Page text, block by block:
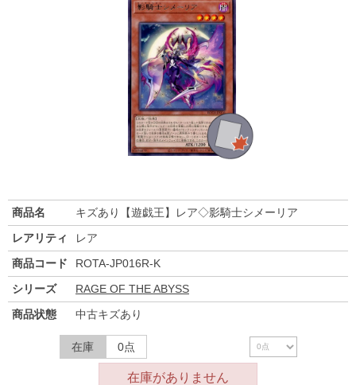
商品名
キズあり【遊戯王】レア◇影騎士シメーリア
レアリティ
レア
商品コード
ROTA-JP016R-K
シリーズ
RAGE OF THE ABYSS
商品状態
中古キズあり
在庫 0点
在庫がありません